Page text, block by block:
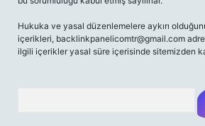
Hukuka ve yasal düzenlemelere aykırı
içerikleri, backlinkpanelicomtr@gmail.com
ilgili içerikler yasal süre içerisinde sitemizden